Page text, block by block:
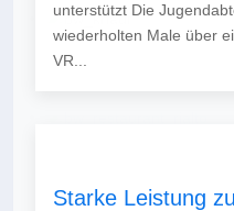
unterstützt Die
wiederholten Male über
VR...
Starke Leistung